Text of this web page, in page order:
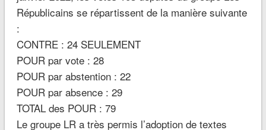
Républicains se répartissent de la manière suivante
:
CONTRE : 24 SEULEMENT
POUR par vote : 28
POUR par abstention : 22
POUR par absence : 29
TOTAL des POUR : 79
Le groupe LR a très permis l’adoption de textes